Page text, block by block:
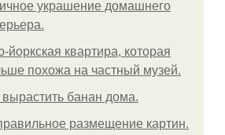
украшение домашнего
йоркская квартира, которая
похожа на частный музей.
вырастить банан дома.
размещение картин.